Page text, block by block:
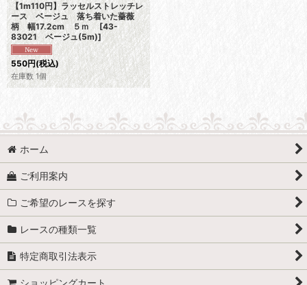
【1m110円】ラッセルストレッチレ
ース ベージュ 落ち着いた薔薇
柄 幅17.2cm ５ｍ [43-
83021 ベージュ(5m)]
550円(税込)
在庫数 1個
ホーム
ご利用案内
ご希望のレースを探す
レースの種類一覧
特定商取引法表示